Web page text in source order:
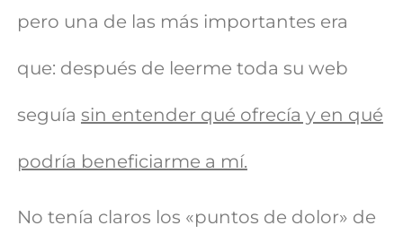
pero una de las más importantes era
que: después de leerme toda su web
seguía sin entender qué ofrecía y en qué
podría beneficiarme a mí.
No tenía claros los «puntos de dolor» de